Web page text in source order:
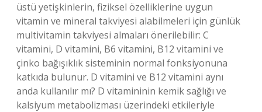
üstü yetişkinlerin, fiziksel özelliklerine uygun
vitamin ve mineral takviyesi alabilmeleri için günlük
multivitamin takviyesi almaları önerilebilir: C
vitamini, D vitamini, B6 vitamini, B12 vitamini ve
çinko bağışıklık sisteminin normal fonksiyonuna
katkıda bulunur. D vitamini ve B12 vitamini aynı
anda kullanılır mı? D vitamininin kemik sağlığı ve
kalsiyum metabolizması üzerindeki etkileriyle